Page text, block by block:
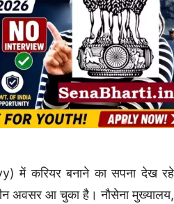
में करियर बनाने का सपना देख रहे
अवसर आ चुका है। नौसेना मुख्यालय,